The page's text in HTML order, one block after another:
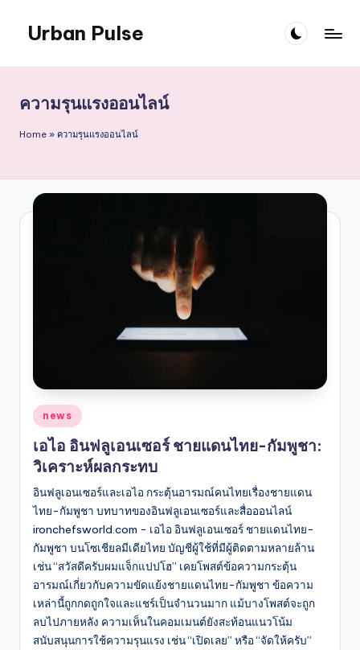
content
Urban Pulse
ความรุนแรงออนไลน์
Home » ความรุนแรงออนไลน์
Posted
in
news
เอไอ อินฟลูเอนเซอร์ ชายแดนไทย-กัมพูชา:
วิเคราะห์ผลกระทบ
อินฟลูเอนเซอร์และเอไอ กระตุ้นอารมณ์คนไทยเรื่องชายแดน
ไทย-กัมพูชา บทบาทของอินฟลูเอนเซอร์และสื่อออนไลน์
ironchefsworld.com - เอไอ อินฟลูเอนเซอร์ ชายแดนไทย-
กัมพูชา บนโซเชียลมีเดียไทย บัญชีผู้ใช้ที่มีผู้ติดตามหลายล้าน
เช่น “สวัสดีครับผมแจ็กแปปโฮ” เคยโพสต์ข้อความกระตุ้น
อารมณ์เกี่ยวกับความขัดแย้งชายแดนไทย-กัมพูชา ข้อความ
เหล่านี้ถูกกดถูกใจและแชร์เป็นจำนวนมาก แม้บางโพสต์จะถูก
ลบไปภายหลัง ความเห็นในคอมเมนต์ยังสะท้อนแนวโน้ม
สนับสนุนการใช้ความรุนแรง เช่น “เปิดเลย” หรือ “จัดให้ครับ”